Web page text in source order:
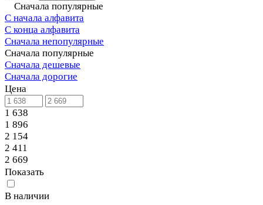
Сначала популярные
С начала алфавита
С конца алфавита
Сначала непопулярные
Сначала популярные
Сначала дешевые
Сначала дорогие
Цена
1 638
1 896
2 154
2 411
2 669
Показать
В наличии